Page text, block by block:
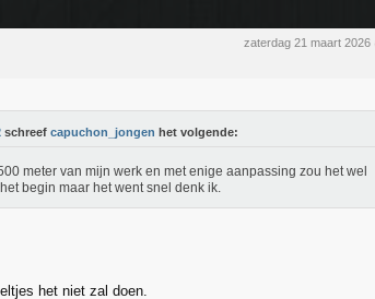
zaterdag 21 maart 2026
schreef capuchon_jongen het volgende:
meter van mijn werk en met enige aanpassing zou het wel
begin maar het went snel denk ik.
het niet zal doen.